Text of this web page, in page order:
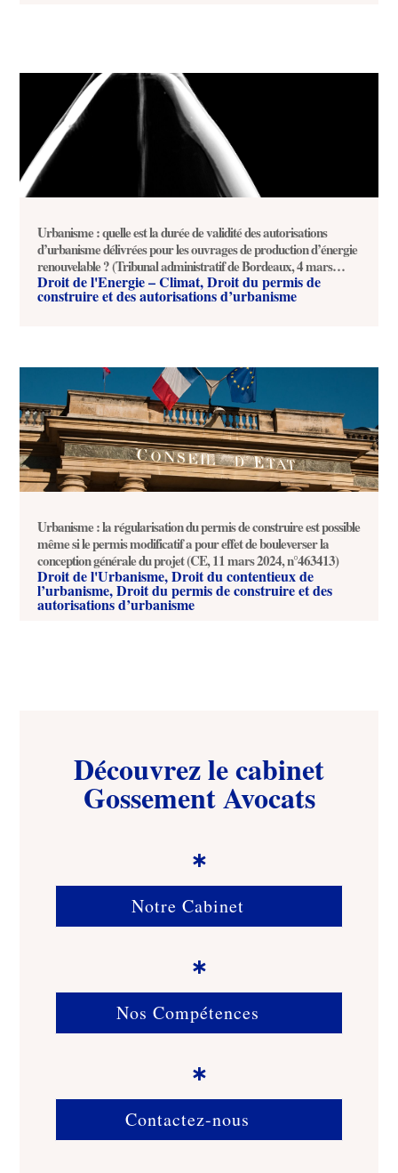
Urbanisme : quelle est la durée de validité des autorisations
d’urbanisme délivrées pour les ouvrages de production d’énergie
renouvelable ? (Tribunal administratif de Bordeaux, 4 mars
2026, n°2503330)
Droit de l'Energie – Climat,Droit du permis de
construire et des autorisations d’urbanisme
Urbanisme : la régularisation du permis de construire est possible
même si le permis modificatif a pour effet de bouleverser la
conception générale du projet (CE, 11 mars 2024, n°463413)
Droit de l'Urbanisme,Droit du contentieux de
l’urbanisme,Droit du permis de construire et des
autorisations d’urbanisme
Découvrez le cabinet
Gossement Avocats

Notre Cabinet

Nos Compétences

Contactez-nous